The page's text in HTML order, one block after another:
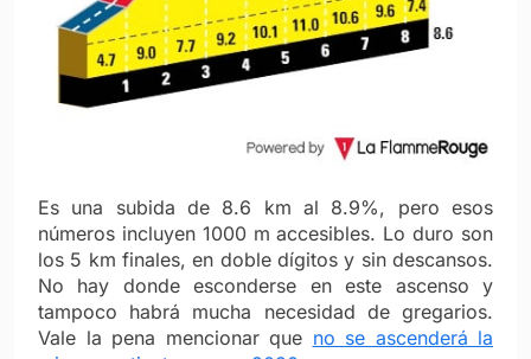
Es una subida de 8.6 km al 8.9%, pero esos
números incluyen 1000 m accesibles. Lo duro son
los 5 km finales, en doble dígitos y sin descansos.
No hay donde esconderse en este ascenso y
tampoco habrá mucha necesidad de gregarios.
Vale la pena mencionar que no se ascenderá la